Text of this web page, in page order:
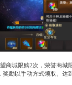
商城限购2次，荣誉商城
励以手动方式领取。